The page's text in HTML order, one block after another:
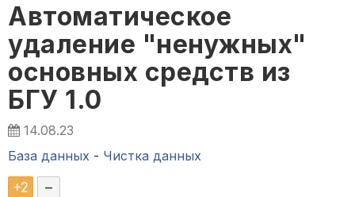
Автоматическое
удаление "ненужных"
основных средств из
БГУ 1.0
14.08.23
База данных - Чистка данных
+2 –